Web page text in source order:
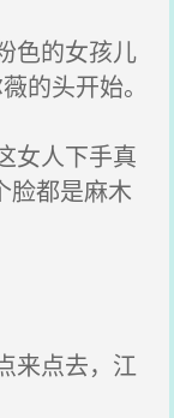
色的女孩儿
的头开始。
女人下手真
脸都是麻木
来点去，江